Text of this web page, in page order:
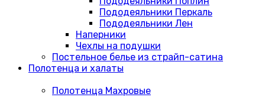
Пододеяльники Перкаль
Пододеяльники Лен
Наперники
Чехлы на подушки
Постельное белье из страйп-сатина
Полотенца и халаты
Полотенца Махровые